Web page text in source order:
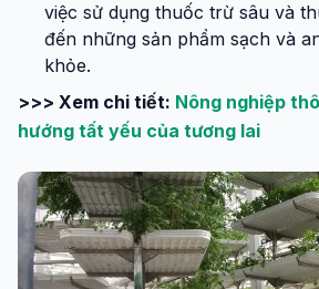
việc sử dụng thuốc trừ sâu và
đến những sản phẩm sạch và
khỏe.
>>> Xem chi tiết: Nông nghiệp
hướng tất yếu của tương lai